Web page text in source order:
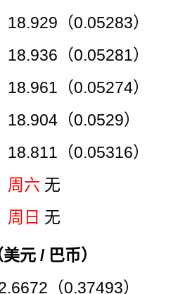
18.929（0.05283）
18.936（0.05281）
18.961（0.05274）
18.904（0.0529）
18.811（0.05316）
周六 无
周日 无
元 / 巴币）
（0.37493）